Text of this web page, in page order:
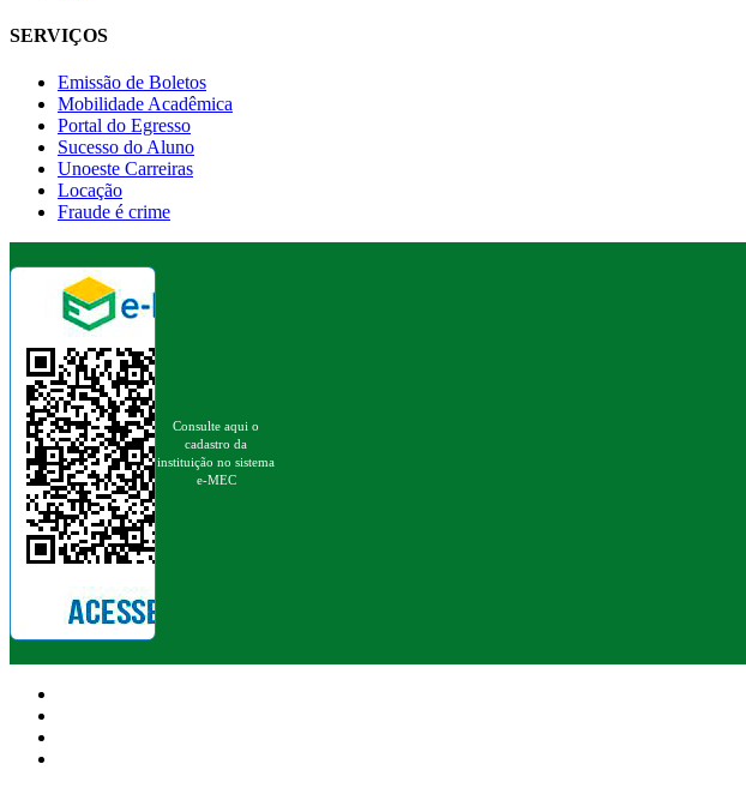
SERVIÇOS
Emissão de Boletos
Mobilidade Acadêmica
Portal do Egresso
Sucesso do Aluno
Unoeste Carreiras
Locação
Fraude é crime
Consulte aqui o
cadastro da
instituição no sistema
e-MEC